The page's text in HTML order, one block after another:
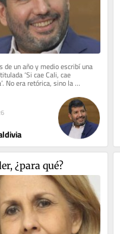
de un año y medio escribí una
‘Si cae Cali, cae
No era retórica, sino la
de un análisis...
¿para qué?